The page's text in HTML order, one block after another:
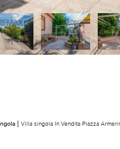
Villa singola In Vendita Piazza